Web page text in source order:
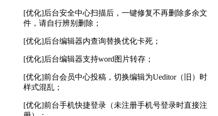
[优化]后台安全中心扫描后，一键修复不再删除多余文
件，请自行辨别删除；
[优化]后台编辑器内查询替换优化卡死；
[优化]后台编辑器支持word图片转存；
[优化]前台会员中心投稿，切换编辑为Ueditor（旧）时
样式混乱；
[优化]前台手机快捷登录（未注册手机号登录时直接注